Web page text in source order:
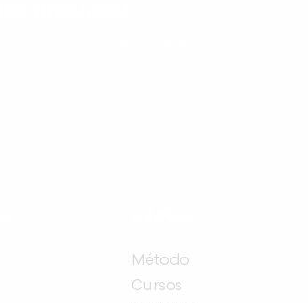
Método
Cursos